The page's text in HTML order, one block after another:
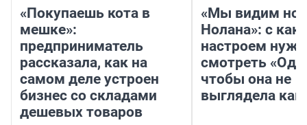
«Покупаешь кота в
мешке»:
предприниматель
рассказала, как на
самом деле устроен
бизнес со складами
дешевых товаров
«Мы видим
Нолана»: с
настроем
смотреть
чтобы она не
выглядела как